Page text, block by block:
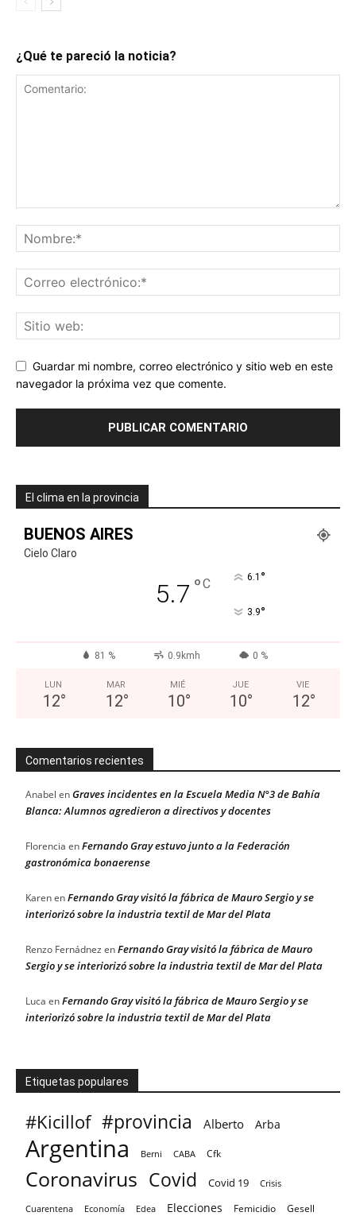
¿Qué te pareció la noticia?
Guardar mi nombre, correo electrónico y sitio web en este
navegador la próxima vez que comente.
El clima en la provincia
BUENOS AIRES
Cielo Claro
5.7 °C 6.1 °
3.9°
81 % 0.9kmh 0 %
LUN
12°
MAR
12°
MIÉ
10°
JUE
10°
VIE
12°
Comentarios recientes
Anabel enGraves incidentes en la Escuela Media N°3 de Bahía
Blanca: Alumnos agredieron a directivos y docentes
Florencia enFernando Gray estuvo junto a la Federación
gastronómica bonaerense
KarenenFernando Gray visitó la fábrica de Mauro Sergio y se
interiorizó sobre la industria textil de Mar del Plata
Renzo Fernádnez enFernando Gray visitó la fábrica de Mauro
Sergio y se interiorizó sobre la industria textil de Mar del Plata
Luca enFernando Gray visitó la fábrica de Mauro Sergio y se
interiorizó sobre la industria textil de Mar del Plata
Etiquetas populares
#Kicillof #provincia Alberto Arba
Argentina Berni CABA Cfk
Coronavirus Covid Covid 19 Crisis
Cuarentena Economía Edea Elecciones Femicidio Gesell